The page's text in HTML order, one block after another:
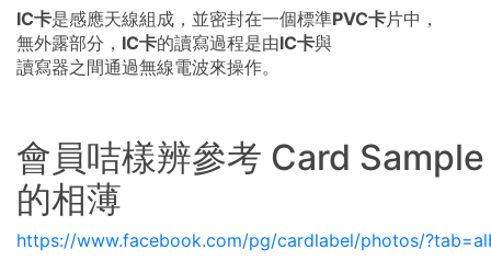
IC卡是感應天線組成，並密封在一個標準PVC卡片中，
無外露部分， IC卡的讀寫過程是由IC卡與
讀寫器之間通過無線電波來操作。
會員咭樣辨參考 Card
的相薄
https://www.facebook.com/pg/cardlabel/photos/